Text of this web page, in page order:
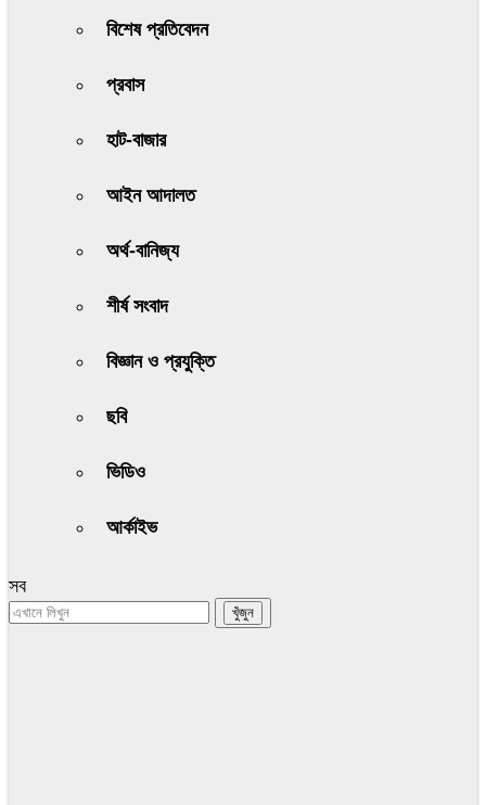
বিশেষ প্রতিবেদন
প্রবাস
হাট-বাজার
আইন আদালত
অর্থ-বানিজ্য
শীর্ষ সংবাদ
বিজ্ঞান ও প্রযুক্তি
ছবি
ভিডিও
আর্কাইভ
সব